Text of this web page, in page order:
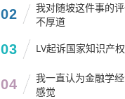
02
我对随坡这件事的评
不厚道
03 LV起诉国家知识产
04
我一直认为金融学
感觉